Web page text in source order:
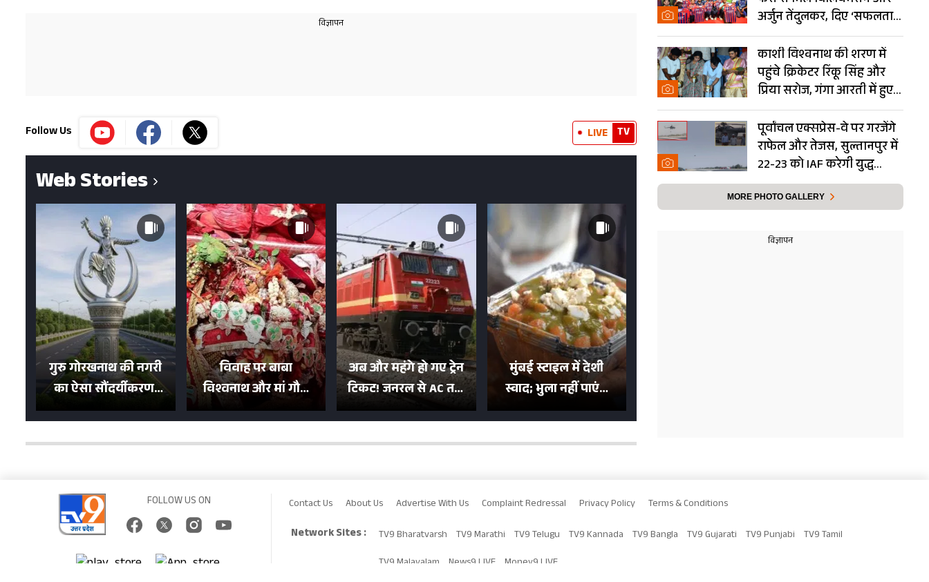
Follow Us LIVE TV
Web Stories
गुरु गोरखनाथ की नगरी
का ऐसा सौंदर्यीकरण!
मन मोह लेंगी शहर की
विवाह पर बाबा
विश्वनाथ और मां गौरा
को 6 लाख रुपये का
शगुन
अब और महंगे हो गए ट्रेन
टिकट! जनरल से AC तक
का बढ़ा किराया; दिल्ली
मुंबई स्टाइल में देशी
स्वाद; भुला नहीं पाएंगे
मुल्तानी छोले-पाव का
अर्जुन तेंदुलकर, दिए ‘सफलता
के मंत्र’- PHOTOS
काशी विश्वनाथ की शरण में
पहुंचे क्रिकेटर रिंकू सिंह और
प्रिया सरोज, गंगा आरती में हुए
शामिल- Photos
पूर्वांचल एक्सप्रेस-वे पर गरजेंगे
राफेल और तेजस, सुल्तानपुर में
22-23 को IAF करेगी युद्ध
अभ्यास
MORE PHOTO GALLERY
FOLLOW US ON Contact Us About Us Advertise With Us Complaint Redressal Privacy Policy Terms & Conditions
Network Sites : TV9 Bharatvarsh TV9 Marathi TV9 Telugu TV9 Kannada TV9 Bangla TV9 Gujarati TV9 Punjabi TV9 Tamil
TV9 Malayalam News9 LIVE Money9 LIVE